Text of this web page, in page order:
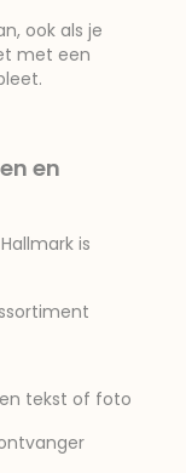
ook als je
met een
en
is
tekst of foto